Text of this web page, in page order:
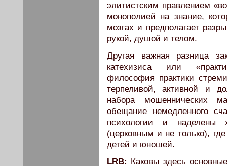
элитистским правлением
монополией на знание,
мозгах и предполагает
рукой, душой и телом.
Другая важная разница
катехизиса или
философия практики
терпеливой, активной и
набора мошеннических
обещание немедленного
психологии и наделены
(церковным и не только),
детей и юношей.
LRB:
Каковы здесь